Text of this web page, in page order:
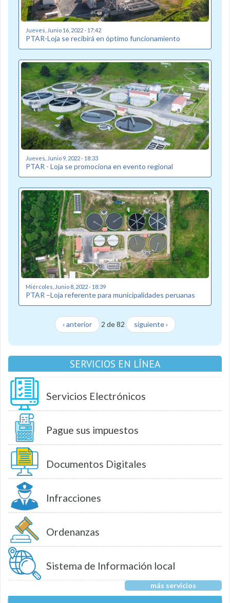
Jueves, Junio 16, 2022 - 17:42
PTAR-Loja se recibirá en óptimo funcionamiento
Jueves, Junio 9, 2022 - 18:33
PTAR - Loja se promociona en evento regional
Miércoles, Junio 8, 2022 - 18:39
PTAR –Loja referente para municipalidades peruanas
‹ anterior 2 de 82 siguiente ›
SERVICIOS EN LÍNEA
Servicios Electrónicos
Pague sus impuestos
Documentos Digitales
Infracciones
Ordenanzas
Sistema de Información local
más servicios